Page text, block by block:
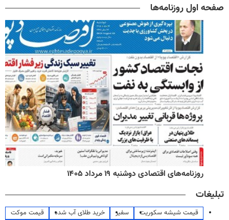
صفحه اول روزنامه‌ها
روزنامه‌های اقتصادی دوشنبه ۱۹ مرداد ۱۴۰۵
تبلیغات
قیمت شیشه سکوریت سفیر خرید طلای آب شده
قیمت موکت